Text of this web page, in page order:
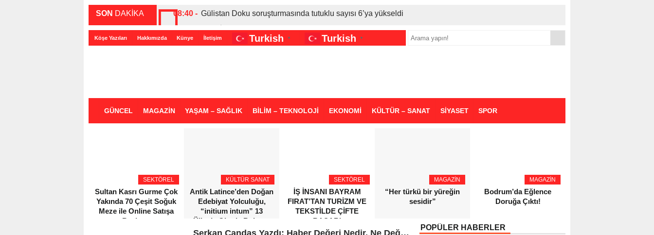
SON DAKİKA 08:40 - Gülistan Doku soruşturmasında tutuklu sayısı 6’ya yükseldi
00:27 - ABD-İran gerilimi Türkiye’yi vurdu: Motorine tüm zamanların en büyük zammı
00:35 - Bir sigara grubuna daha zam geldi
Köşe Yazıları Hakkımızda Künye İletişim Turkish ▼ Turkish ▼
GÜNCEL MAGAZİN YAŞAM – SAĞLIK BİLİM – TEKNOLOJİ EKONOMİ KÜLTÜR – SANAT SİYASET SPOR
SEKTÖREL
Sultan Kasrı Gurme Çok
Yakında 70 Çeşit Soğuk
Meze ile Online Satışa
Başlıyor
KÜLTÜR SANAT
Antik Latince’den Doğan
Edebiyat Yolculuğu,
“initium intum” 13
Ülkede Okurla Buluştu
SEKTÖREL
İŞ İNSANI BAYRAM
FIRAT’TAN TURİZM VE
TEKSTİLDE ÇİFTE
BAŞARI
MAGAZİN
“Her türkü bir yüreğin
sesidir”
MAGAZİN
Bodrum’da Eğlence
Doruğa Çıktı!
Serkan Candaş Yazdı: Haber Değeri Nedir, Ne Değildir? Sadece Ünlüler mi Haberdir?
POPÜLER HABERLER